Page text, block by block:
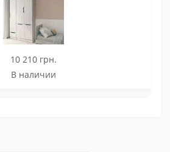
10 210 грн.
В наличии